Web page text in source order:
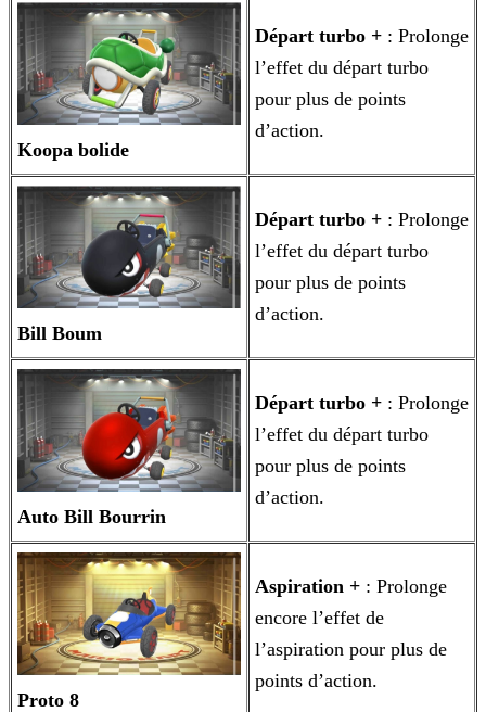
Koopa bolide
Départ turbo + : Prolonge
l’effet du départ turbo
pour plus de points
d’action.
Bill Boum
Départ turbo + : Prolonge
l’effet du départ turbo
pour plus de points
d’action.
Auto Bill Bourrin
Départ turbo + : Prolonge
l’effet du départ turbo
pour plus de points
d’action.
Proto 8
Aspiration + : Prolonge
encore l’effet de
l’aspiration pour plus de
points d’action.